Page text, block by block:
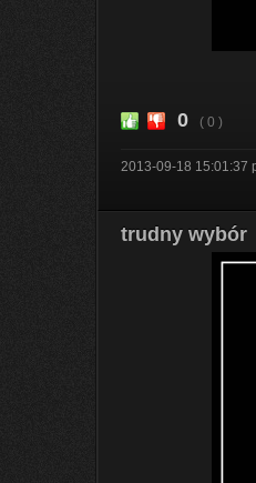
0 ( 0 )
2013-09-18 15:01:37
trudny wybór